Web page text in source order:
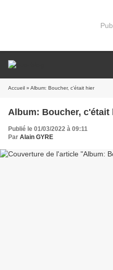
Accueil » Album: Boucher, c'était hier
Album: Boucher, c'était
Publié le 01/03/2022 à 09:11
Par Alain GYRE